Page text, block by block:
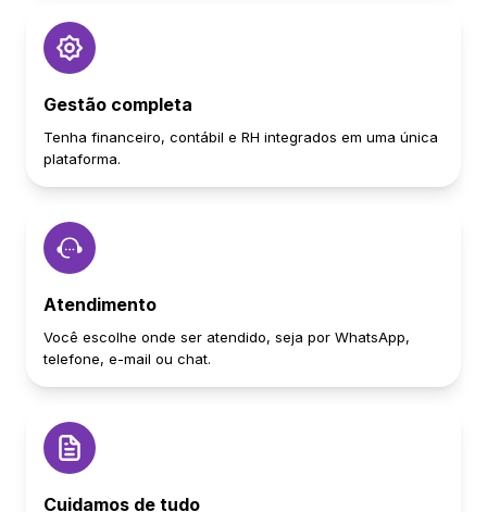
Gestão completa
Tenha financeiro, contábil e RH integrados em uma única
plataforma.
Atendimento
Você escolhe onde ser atendido, seja por WhatsApp,
telefone, e-mail ou chat.
Cuidamos de tudo